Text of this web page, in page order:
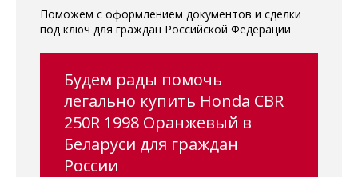
Поможем с оформлением документов и сделки
под ключ для граждан Российской Федерации
Будем рады помочь
легально купить Honda CBR
250R 1998 Оранжевый в
Беларуси для граждан
России